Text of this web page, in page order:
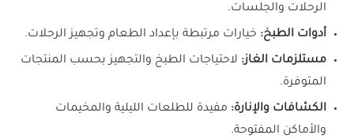
الرحلات والجلسات.
أدوات الطبخ: خيارات مرتبطة بإعداد الطعام وتجهيز الرحلات.
مستلزمات الغاز: لاحتياجات الطبخ والتجهيز بحسب المنتجات
المتوفرة.
الكشافات والإنارة: مفيدة للطلعات الليلية والمخيمات
والأماكن المفتوحة.